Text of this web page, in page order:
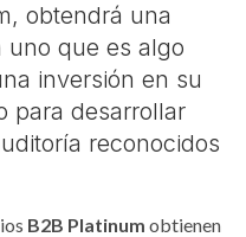
obtendrá una
uno que es algo
inversión en su
para desarrollar
reconocidos
B2B Platinum obtienen